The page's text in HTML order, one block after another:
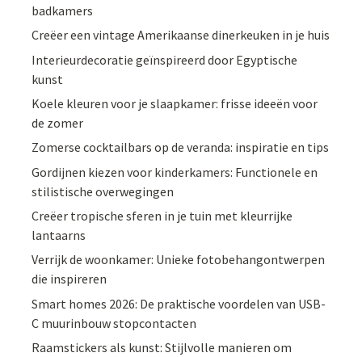
badkamers
Creëer een vintage Amerikaanse dinerkeuken in je huis
Interieurdecoratie geïnspireerd door Egyptische
kunst
Koele kleuren voor je slaapkamer: frisse ideeën voor
de zomer
Zomerse cocktailbars op de veranda: inspiratie en tips
Gordijnen kiezen voor kinderkamers: Functionele en
stilistische overwegingen
Creëer tropische sferen in je tuin met kleurrijke
lantaarns
Verrijk de woonkamer: Unieke fotobehangontwerpen
die inspireren
Smart homes 2026: De praktische voordelen van USB-
C muurinbouw stopcontacten
Raamstickers als kunst: Stijlvolle manieren om